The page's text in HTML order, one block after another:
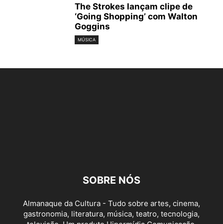
The Strokes lançam clipe de
‘Going Shopping’ com Walton
Goggins
MÚSICA
SOBRE NÓS
Almanaque da Cultura - Tudo sobre artes, cinema,
gastronomia, literatura, música, teatro, tecnologia,